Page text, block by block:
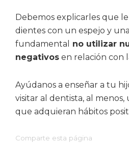
Debemos explicarles que
dientes con un espejo y
fundamental
no utilizar
negativos en relación con
Ayúdanos a enseñar a tu
visitar al dentista, al menos,
que adquieran hábitos
Comparte esta página